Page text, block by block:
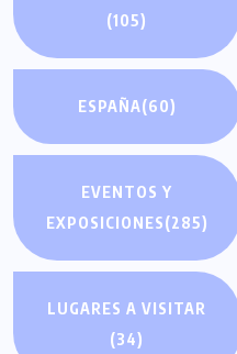
(105)
ESPAÑA(60)
EVENTOS Y
EXPOSICIONES(285)
LUGARES A VISITAR
(34)